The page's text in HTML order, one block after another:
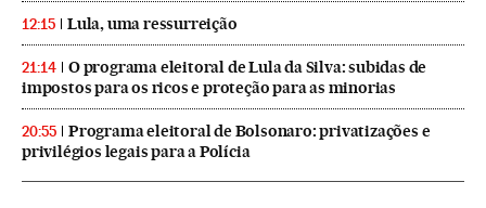
12:15 Lula, uma ressurreição
21:14
O programa eleitoral de Lula da Silva: subidas de
impostos para os ricos e proteção para as minorias
20:55
Programa eleitoral de Bolsonaro: privatizações e
privilégios legais para a Polícia